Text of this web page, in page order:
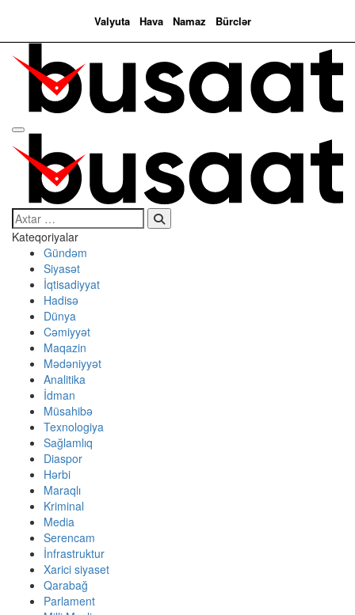
Valyuta Hava Namaz Bürclər
Search…
Kateqoriyalar
Gündəm
Siyasət
İqtisadiyyat
Hadisə
Dünya
Cəmiyyət
Maqazin
Mədəniyyət
Analitika
İdman
Müsahibə
Texnologiya
Sağlamlıq
Diaspor
Hərbi
Maraqlı
Kriminal
Media
Serencam
İnfrastruktur
Xarici siyaset
Qarabağ
Parlament